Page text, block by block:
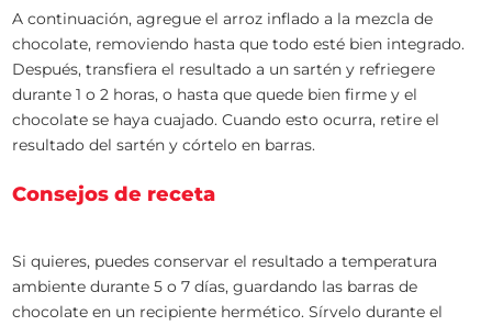
A continuación, agregue el arroz inflado a la mezcla de
chocolate, removiendo hasta que todo esté bien integrado.
Después, transfiera el resultado a un sartén y refriegere
durante 1 o 2 horas, o hasta que quede bien firme y el
chocolate se haya cuajado. Cuando esto ocurra, retire el
resultado del sartén y córtelo en barras.
Consejos de receta
Si quieres, puedes conservar el resultado a temperatura
ambiente durante 5 o 7 días, guardando las barras de
chocolate en un recipiente hermético. Sírvelo durante el